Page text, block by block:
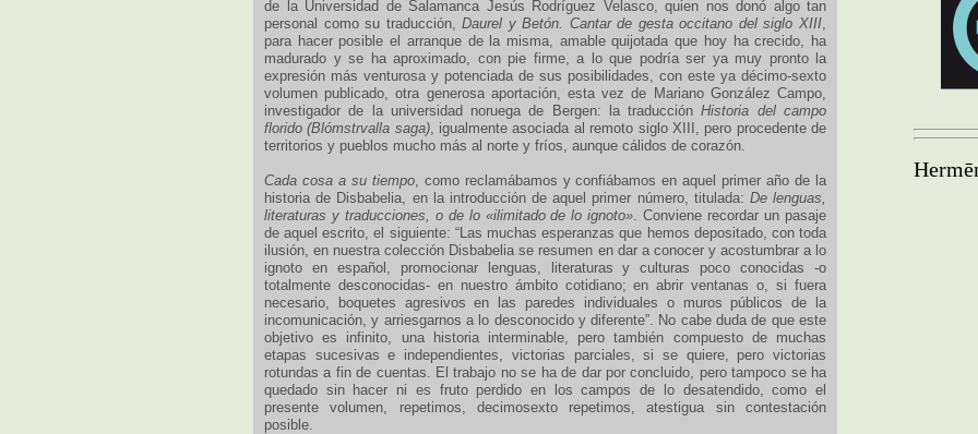
de la Universidad de Salamanca Jesús Rodríguez Velasco, quien nos donó algo tan
personal como su traducción,Daurel y Betón. Cantar de gesta occitano del siglo XIII,
para hacer posible el arranque de la misma, amable quijotada que hoy ha crecido, ha
madurado y se ha aproximado, con pie firme, a lo que podría ser ya muy pronto la
expresión más venturosa y potenciada de sus posibilidades, con este ya décimo-sexto
volumen publicado, otra generosa aportación, esta vez de Mariano González Campo,
investigador de la universidad noruega de Bergen: la traducciónHistoria del campo
florido (Blómstrvalla saga), igualmente asociada al remoto siglo XIII, pero procedente de
territorios y pueblos mucho más al norte y fríos, aunque cálidos de corazón.
Cada cosa a su tiempo, como reclamábamos y confiábamos en aquel primer año de la
historia de Disbabelia, en la introducción de aquel primer número, titulada: De lenguas,
literaturas y traducciones, o de lo «ilimitado de lo ignoto». Conviene recordar un pasaje
de aquel escrito, el siguiente: “Las muchas esperanzas que hemos depositado, con toda
ilusión, en nuestra colección Disbabelia se resumen en dar a conocer y acostumbrar a lo
ignoto en español, promocionar lenguas, literaturas y culturas poco conocidas -o
totalmente desconocidas- en nuestro ámbito cotidiano; en abrir ventanas o, si fuera
necesario, boquetes agresivos en las paredes individuales o muros públicos de la
incomunicación, y arriesgarnos a lo desconocido y diferente”. No cabe duda de que este
objetivo es infinito, una historia interminable, pero también compuesto de muchas
etapas sucesivas e independientes, victorias parciales, si se quiere, pero victorias
rotundas a fin de cuentas. El trabajo no se ha de dar por concluido, pero tampoco se ha
quedado sin hacer ni es fruto perdido en los campos de lo desatendido, como el
presente volumen, repetimos, decimosexto repetimos, atestigua sin contestación
posible.